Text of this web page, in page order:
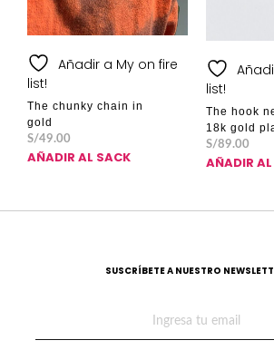
Añadir a My on fire
list!
The chunky chain in
gold
S/49.00
AÑADIR AL SACK
list!
The hook
18k gold
S/89.00
AÑADIR
SUSCRÍBETE A NUESTRO